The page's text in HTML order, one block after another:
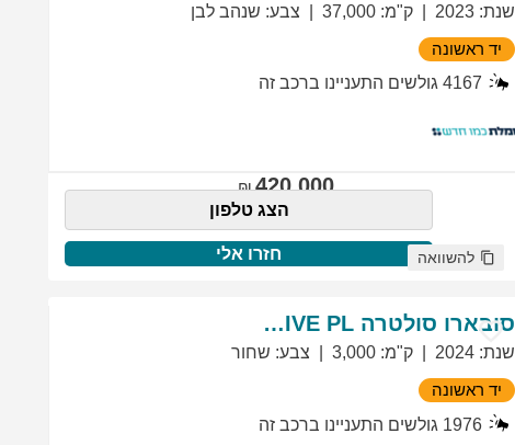
שנת:
2023 ק"מ:
37,000 צבע: שנהב לבן
יד ראשונה
4167 גולשים התעניינו ברכב זה
420,000
הצג טלפון
חזרו אלי להשוואה
סובארו סולטרה EXCLUSIVE PL
שנת:
2024 ק"מ:
3,000 צבע: שחור
יד ראשונה
1976 גולשים התעניינו ברכב זה